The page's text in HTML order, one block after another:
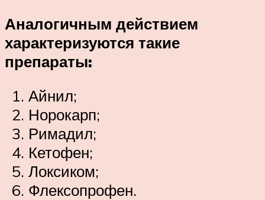
Аналогичным действием
характеризуются такие
препараты:
Айнил;
Норокарп;
Римадил;
Кетофен;
Локсиком;
Флексопрофен.